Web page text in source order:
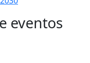
eventos